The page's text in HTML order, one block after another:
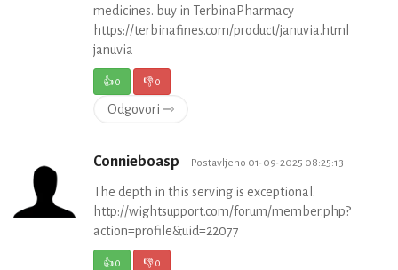
medicines. buy in TerbinaPharmacy
https://terbinafines.com/product/januvia.html
januvia
👍0 👎0
Odgovori ⇾
Connieboasp Postavljeno 01-09-2025 08:25:13
The depth in this serving is exceptional.
http://wightsupport.com/forum/member.php?
action=profile&uid=22077
👍0 👎0